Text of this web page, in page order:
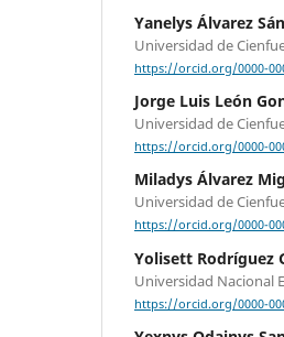
Yanelys Álvarez
Universidad de
https://orcid.org/0000-
Jorge Luis León
Universidad de
https://orcid.org/0000-
Miladys Álvarez
Universidad de
https://orcid.org/0000-
Yolisett Rodríguez
Universidad Nacional
https://orcid.org/0000-